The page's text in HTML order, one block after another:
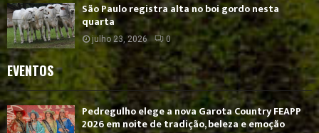
São Paulo registra alta no boi gordo nesta
quarta
julho 23, 2026 0
EVENTOS
Pedregulho elege a nova Garota Country FEAPP
2026 em noite de tradição, beleza e emoção